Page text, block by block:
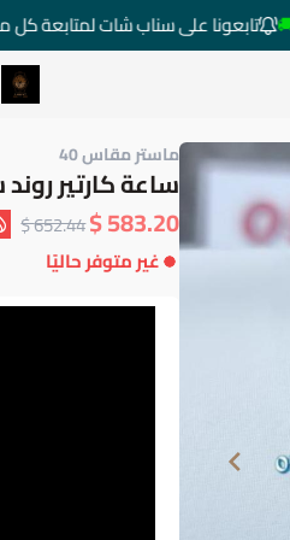
تابعونا على سناب شات لمتابعة كل
ماستر مقاس 40
ساعة كارتير
583.20 $
652.44 $
غير متوفر حاليًا